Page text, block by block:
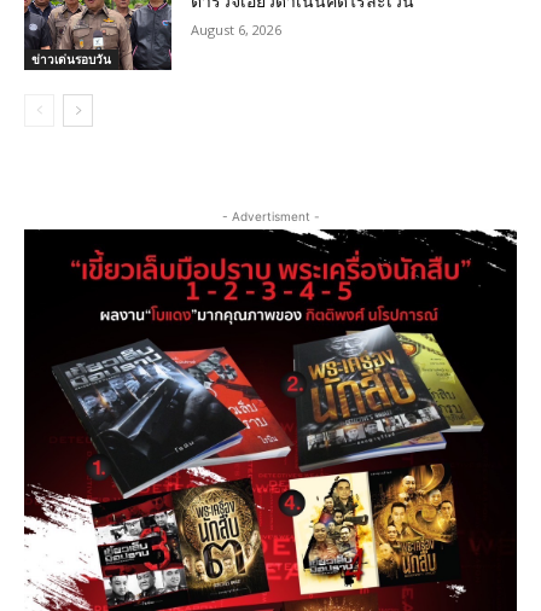
ข่าวเด่นรอบวัน
August 6, 2026
- Advertisment -